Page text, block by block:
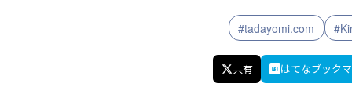
#tadayomi.com
共有 はてなブック